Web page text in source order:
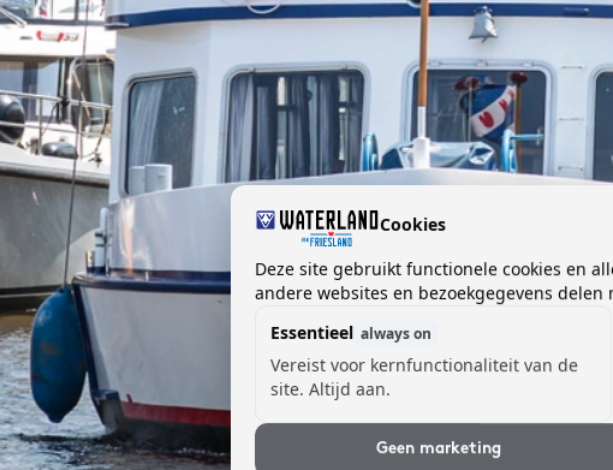
Cookies
Deze site gebruikt functionele cookies en
andere websites en bezoekgegevens
Essentieel always on
Vereist voor kernfunctionaliteit van de
site. Altijd aan.
Geen marketing